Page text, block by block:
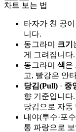
차트 보는 법
타자가 친 공
니다.
동그라미 크기
게 그려집니다.
동그라미 색은
고, 빨강은 안
당김(Pull) · 중
향 기준입니다
당김으로 자동
내야(투수·포
통 파랑으로